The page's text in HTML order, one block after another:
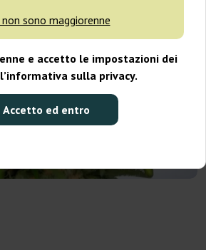
non sono maggiorenne
e accetto le impostazioni dei
sulla privacy.
Accetto ed entro